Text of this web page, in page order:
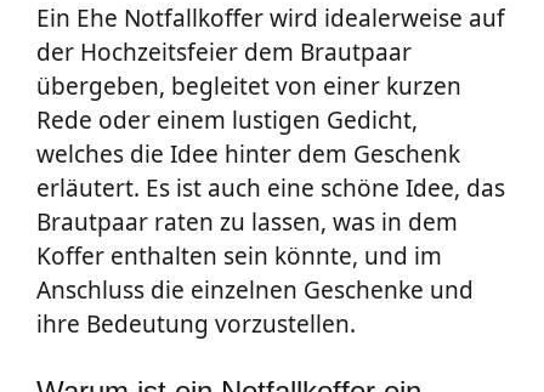
Ein Ehe Notfallkoffer wird idealerweise auf
der Hochzeitsfeier dem Brautpaar
übergeben, begleitet von einer kurzen
Rede oder einem lustigen Gedicht,
welches die Idee hinter dem Geschenk
erläutert. Es ist auch eine schöne Idee, das
Brautpaar raten zu lassen, was in dem
Koffer enthalten sein könnte, und im
Anschluss die einzelnen Geschenke und
ihre Bedeutung vorzustellen.